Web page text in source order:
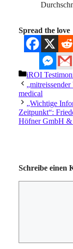
Spread the love
Kategorien
iROI
medical
„Wichtige
Zeitpunkt“:
Höfner GmbH
Schreibe einen